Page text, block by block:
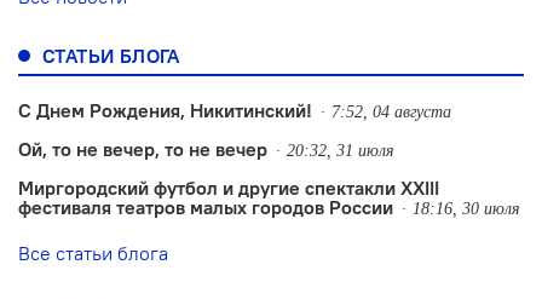
СТАТЬИ БЛОГА
С Днем Рождения, Никитинский! 7:52, 04 августа
Ой, то не вечер, то не вечер 20:32, 31 июля
Миргородский футбол и другие спектакли XXIII
фестиваля театров малых городов России
18:16, 30 июля
Все статьи блога